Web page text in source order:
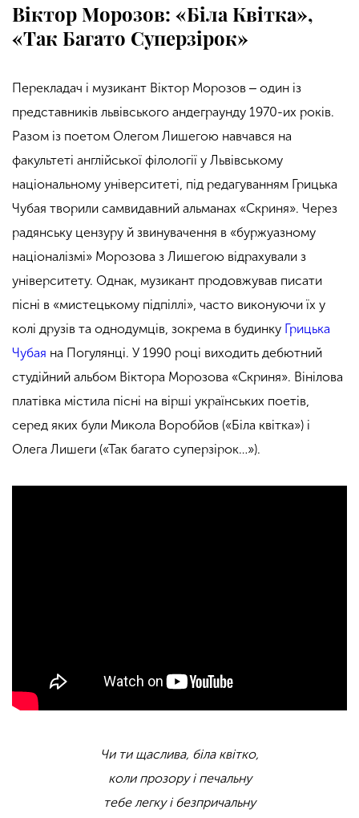
Віктор Морозов: «Біла Квітка»,
«Так Багато Суперзірок»
Перекладач і музикант Віктор Морозов ‒ один із
представників львівського андеграунду 1970-их років.
Разом із поетом Олегом Лишегою навчався на
факультеті англійської філології у Львівському
національному університеті, під редагуванням Грицька
Чубая творили самвидавний альманах «Скриня». Через
радянську цензуру й звинувачення в «буржуазному
націоналізмі» Морозова з Лишегою відрахували з
університету. Однак, музикант продовжував писати
пісні в «мистецькому підпіллі», часто виконуючи їх у
колі друзів та однодумців, зокрема в будинку Грицька
Чубая на Погулянці. У 1990 році виходить дебютний
студійний альбом Віктора Морозова «Скриня». Вінілова
платівка містила пісні на вірші українських поетів,
серед яких були Микола Воробйов («Біла квітка») і
Олега Лишеги («Так багато суперзірок…»).
Чи ти щаслива, біла квітко,
коли прозору і печальну
тебе легку і безпричальну